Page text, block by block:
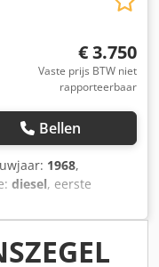
€ 3.750
Vaste prijs BTW niet
rapporteerbaar
Bellen
1968,
diesel, eerste
contact op met
Chjdpoyr Ayvofx Ag